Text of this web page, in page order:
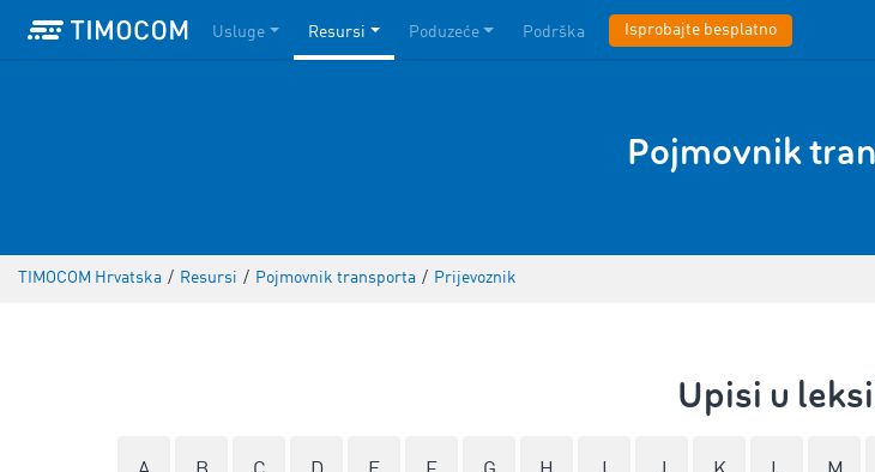
Usluge Resursi Poduzeće Podrška Isprobajte besplatno
Pojmovnik
TIMOCOM Hrvatska / Resursi / Pojmovnik transporta / Prijevoznik
Upisi u